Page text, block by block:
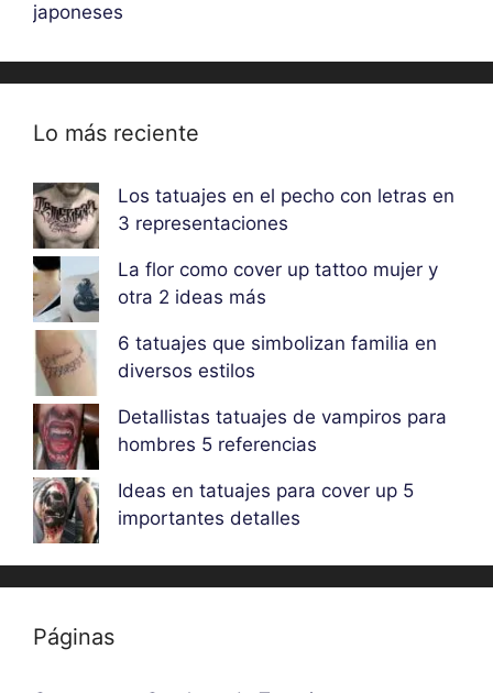
japoneses
Lo más reciente
Los tatuajes en el pecho con letras en
3 representaciones
La flor como cover up tattoo mujer y
otra 2 ideas más
6 tatuajes que simbolizan familia en
diversos estilos
Detallistas tatuajes de vampiros para
hombres 5 referencias
Ideas en tatuajes para cover up 5
importantes detalles
Páginas